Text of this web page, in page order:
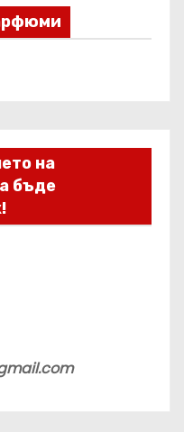
на
бъде